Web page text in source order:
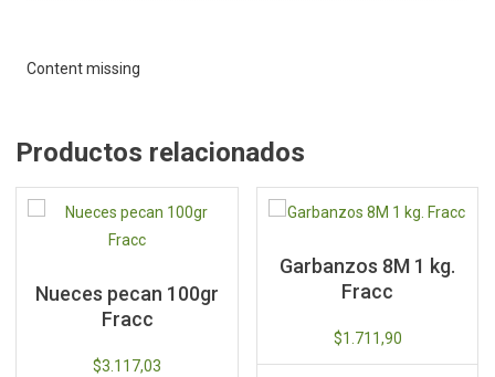
Content missing
Productos relacionados
Nueces pecan 100gr
Fracc
$3.117,03
Garbanzos 8M 1 kg.
Fracc
$1.711,90